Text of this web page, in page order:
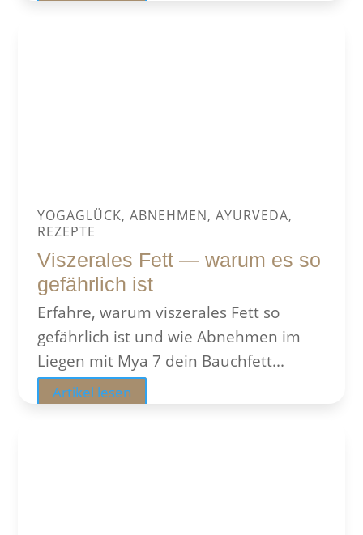
YOGAGLÜCK, ABNEHMEN, AYURVEDA,
REZEPTE
Viszerales Fett — warum es so
gefährlich ist
Erfahre, warum viszerales Fett so
gefährlich ist und wie Abnehmen im
Liegen mit Mya 7 dein Bauchfett...
Artikel lesen